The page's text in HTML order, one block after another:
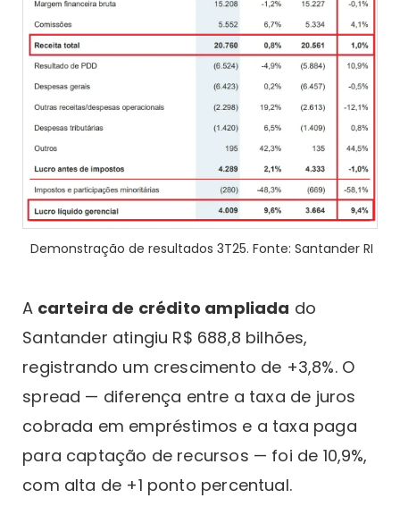
Demonstração de resultados 3T25. Fonte: Santander RI
A carteira de crédito ampliada do
Santander atingiu R$ 688,8 bilhões,
registrando um crescimento de +3,8%. O
spread — diferença entre a taxa de juros
cobrada em empréstimos e a taxa paga
para captação de recursos — foi de 10,9%,
com alta de +1 ponto percentual.